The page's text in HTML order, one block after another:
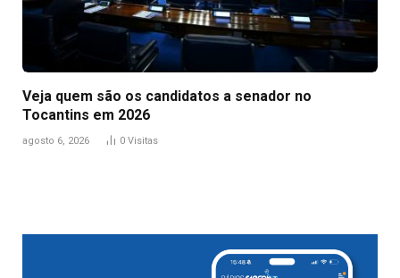
Veja quem são os candidatos a senador no
Tocantins em 2026
agosto 6, 2026 0 Visitas